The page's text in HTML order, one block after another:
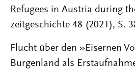
Refugees in Austria during
zeitgeschichte 48 (2021), S.
Flucht über den »Eisernen
Burgenland als